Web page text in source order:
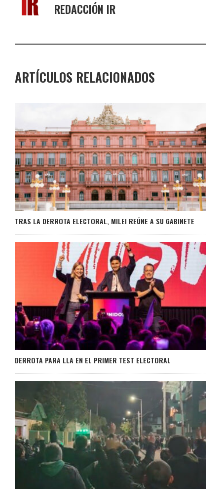
REDACCIÓN IR
ARTÍCULOS RELACIONADOS
TRAS LA DERROTA ELECTORAL, MILEI REÚNE A SU GABINETE
DERROTA PARA LLA EN EL PRIMER TEST ELECTORAL